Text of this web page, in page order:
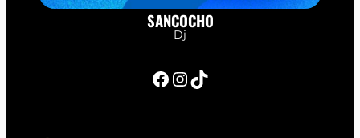
SANCOCHO
Dj
Facebook InstagramTikTok